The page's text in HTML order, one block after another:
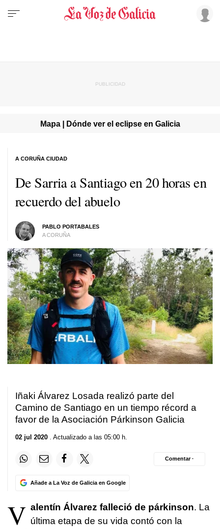
Mapa | Dónde ver el eclipse en Galicia
De Sarria a Santiago en 20 horas en
recuerdo del abuelo
PABLO PORTABALES
A CORUÑA
A CORUÑA CIUDAD
Iñaki Álvarez Losada realizó parte del
Camino de Santiago en un tiempo récord a
favor de la Asociación Párkinson Galicia
02 jul 2020 . Actualizado a las 05:00 h.
Añade a La Voz de Galicia en Google
Comentar ·
V alentín Álvarez falleció de párkinson. La
última etapa de su vida contó con la